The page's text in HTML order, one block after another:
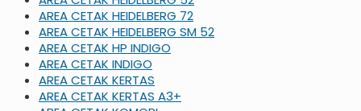
AREA CETAK HEIDELBERG 72
AREA CETAK HEIDELBERG SM 52
AREA CETAK HP INDIGO
AREA CETAK INDIGO
AREA CETAK KERTAS
AREA CETAK KERTAS A3+